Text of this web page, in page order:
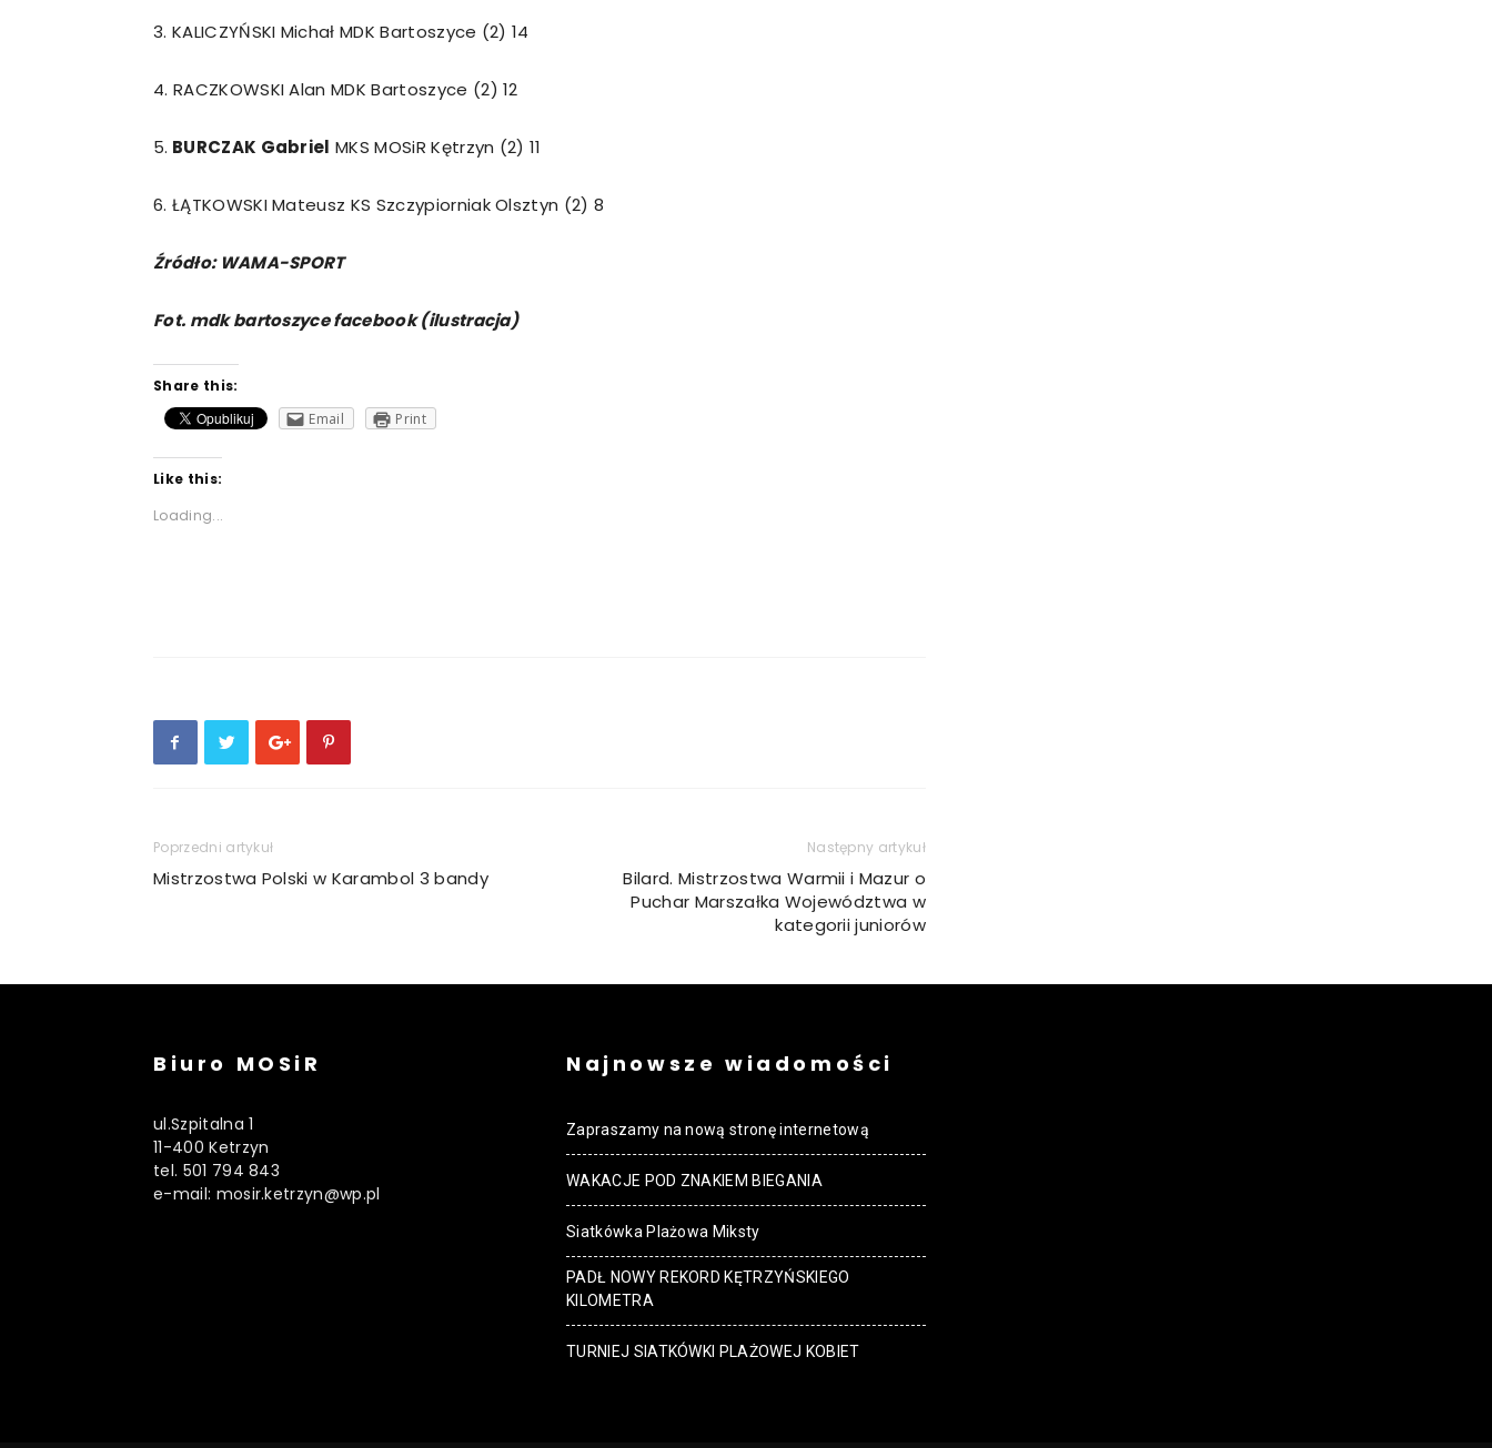
3. KALICZYŃSKI Michał MDK Bartoszyce (2) 14
4. RACZKOWSKI Alan MDK Bartoszyce (2) 12
5. BURCZAK Gabriel MKS MOSiR Kętrzyn (2) 11
6. ŁĄTKOWSKI Mateusz KS Szczypiorniak Olsztyn (2) 8
Źródło: WAMA-SPORT
Fot. mdk bartoszyce facebook (ilustracja)
Share this:
Email
Print
Like this:
Loading...
Poprzedni artykuł
Mistrzostwa Polski w Karambol 3 bandy
Następny artykuł
Bilard. Mistrzostwa Warmii i Mazur o
Puchar Marszałka Województwa w
kategorii juniorów
Biuro MOSiR
ul.Szpitalna 1
11-400 Ketrzyn
tel. 501 794 843
e-mail: mosir.ketrzyn@wp.pl
Najnowsze wiadomości
Zapraszamy na nową stronę internetową
WAKACJE POD ZNAKIEM BIEGANIA
Siatkówka Plażowa Miksty
PADŁ NOWY REKORD KĘTRZYŃSKIEGO
KILOMETRA
TURNIEJ SIATKÓWKI PLAŻOWEJ KOBIET